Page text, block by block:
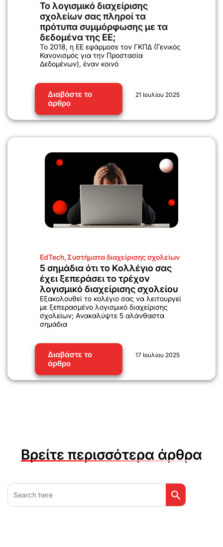
Το λογισμικό διαχείρισης
σχολείων σας πληροί τα
πρότυπα συμμόρφωσης με τα
δεδομένα της ΕΕ;
Το 2018, η ΕΕ εφάρμοσε τον ΓΚΠΔ (Γενικός
Κανονισμός για την Προστασία
Δεδομένων), έναν κοινό
Διαβάστε το
άρθρο
21 Ιουλίου 2025
EdTech,Συστήματα διαχείρισης σχολείων
5 σημάδια ότι το Κολλέγιο σας
έχει ξεπεράσει το τρέχον
λογισμικό διαχείρισης σχολείου
Εξακολουθεί το κολέγιο σας να λειτουργεί
με ξεπερασμένο λογισμικό διαχείρισης
σχολείων; Ανακαλύψτε 5 αλάνθαστα
σημάδια
Διαβάστε το
άρθρο
17 Ιουλίου 2025
Βρείτε περισσότερα άρθρα
Search
for:
Search Button